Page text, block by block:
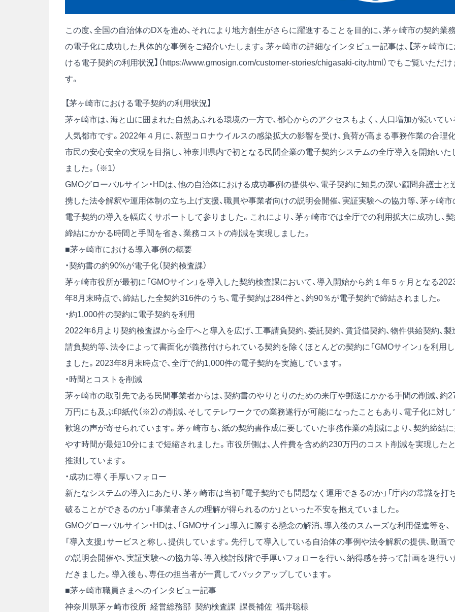
この度、全国の自治体のDXを進め、それにより地方創生がさらに躍進することを目的に、茅ヶ崎市の契約業
の電子化に成功した具体的な事例をご紹介いたします。茅ヶ崎市の詳細なインタビュー記事は、【茅ヶ崎市
ける電子契約の利用状況】（ https://www.gmosign.com/customer-stories/chigasaki-city.html ）でもご覧いただけ
す。
【茅ヶ崎市における電子契約の利用状況】
茅ヶ崎市は、海と山に囲まれた自然あふれる環境の一方で、都心からのアクセスもよく、人口増加が続いてい
人気都市です。2022年４月に、新型コロナウイルスの感染拡大の影響を受け、負荷が高まる事務作業の合理化
市民の安心安全の実現を目指し、神奈川県内で初となる民間企業の電子契約システムの全庁導入を開始いた
ました。（※1）
GMOグローバルサイン・HDは、他の自治体における成功事例の提供や、電子契約に知見の深い顧問弁護士と
携した法令解釈や運用体制の立ち上げ支援、職員や事業者向けの説明会開催、実証実験への協力等、茅ヶ崎市
電子契約の導入を幅広くサポートして参りました。これにより、茅ヶ崎市では全庁での利用拡大に成功し、
締結にかかる時間と手間を省き、業務コストの削減を実現しました。
■茅ヶ崎市における導入事例の概要
・契約書の約90%が電子化（契約検査課）
茅ヶ崎市役所が最初に「GMOサイン」を導入した契約検査課において、導入開始から約１年５ヶ月となる
年8月末時点で、締結した全契約316件のうち、電子契約は284件と、約90％が電子契約で締結されました。
・約1,000件の契約に電子契約を利用
2022年6月より契約検査課から全庁へと導入を広げ、工事請負契約、委託契約、賃貸借契約、物件供給契約、製
請負契約等、法令によって書面化が義務付けられている契約を除くほとんどの契約に「GMOサイン」を利用し
ました。2023年8月末時点で、全庁で約1,000件の電子契約を実施しています。
・時間とコストを削減
茅ヶ崎市の取引先である民間事業者からは、契約書のやりとりのための来庁や郵送にかかる手間の削減、約
万円にも及ぶ印紙代（※2）の削減、そしてテレワークでの業務遂行が可能になったこともあり、電子化に対し
歓迎の声が寄せられています。茅ヶ崎市も、紙の契約書作成に要していた事務作業の削減により、契約締結
やす時間が最短10分にまで短縮されました。市役所側は、人件費を含め約230万円のコスト削減を実現した
推測しています。
・成功に導く手厚いフォロー
新たなシステムの導入にあたり、茅ヶ崎市は当初「電子契約でも問題なく運用できるのか」「庁内の常識を打
破ることができるのか」「事業者さんの理解が得られるのか」といった不安を抱えていました。
GMOグローバルサイン・HDは、「GMOサイン」導入に際する懸念の解消、導入後のスムーズな利用促進等を、
「導入支援」サービスと称し、提供しています。先行して導入している自治体の事例や法令解釈の提供、動画で
の説明会開催や、実証実験への協力等、導入検討段階で手厚いフォローを行い、納得感を持って計画を進行い
だきました。導入後も、専任の担当者が一貫してバックアップしています。
■茅ヶ崎市職員さまへのインタビュー記事
神奈川県茅ヶ崎市役所 経営総務部 契約検査課 課長補佐 福井聡様